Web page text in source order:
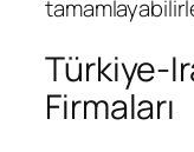
Türkiye-
Firmaları